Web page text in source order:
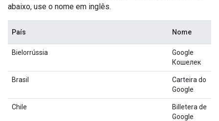
abaixo, use o nome em inglês.
País Nome
Bielorrússia
Google
Кошелек
Brasil
Carteira do
Google
Chile
Billetera de
Google